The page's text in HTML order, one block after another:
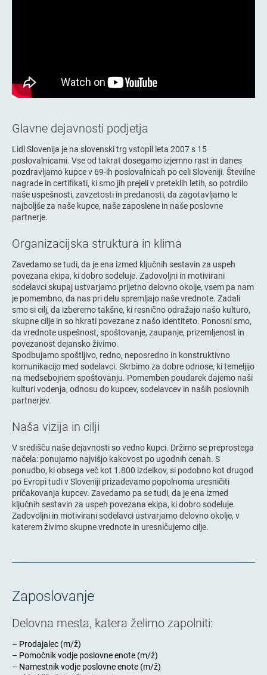
Glavne dejavnosti podjetja
Lidl Slovenija je na slovenski trg vstopil leta 2007 s 15
poslovalnicami. Vse od takrat dosegamo izjemno rast in danes
pozdravljamo kupce v 69-ih poslovalnicah po celi Sloveniji. Številne
nagrade in certifikati, ki smo jih prejeli v preteklih letih, so potrdilo
naše uspešnosti, zavzetosti in predanosti, da zagotavljamo le
najboljše za naše kupce, naše zaposlene in naše poslovne
partnerje.
Organizacijska struktura in klima
Zavedamo se tudi, da je ena izmed ključnih sestavin za uspeh
povezana ekipa, ki dobro sodeluje. Zadovoljni in motivirani
sodelavci skupaj ustvarjamo prijetno delovno okolje, vsem pa nam
je pomembno, da nas pri delu spremljajo naše vrednote. Zadali
smo si cilj, da izberemo takšne, ki resnično odražajo našo kulturo,
skupne cilje in so hkrati povezane z našo identiteto. Ponosni smo,
da vrednote uspešnost, spoštovanje, zaupanje, prizemljenost in
povezanost dejansko živimo.
Spodbujamo spoštljivo, redno, neposredno in konstruktivno
komunikacijo med sodelavci. Skrbimo za dobre odnose, ki temeljijo
na medsebojnem spoštovanju. Pomemben poudarek dajemo naši
kulturi vodenja, odnosu do kupcev, sodelavcev in naših poslovnih
partnerjev.
Naša vizija in cilji
V središču naše dejavnosti so vedno kupci. Držimo se preprostega
načela: ponujamo najvišjo kakovost po ugodnih cenah. S
ponudbo, ki obsega več kot 1.800 izdelkov, si podobno kot drugod
po Evropi tudi v Sloveniji prizadevamo popolnoma uresničiti
pričakovanja kupcev. Zavedamo pa se tudi, da je ena izmed
ključnih sestavin za uspeh povezana ekipa, ki dobro sodeluje.
Zadovoljni in motivirani sodelavci ustvarjamo delovno okolje, v
katerem živimo skupne vrednote in uresničujemo cilje.
Zaposlovanje
Delovna mesta, katera želimo zapolniti:
– Prodajalec (m/ž)
– Pomočnik vodje poslovne enote (m/ž)
– Namestnik vodje poslovne enote (m/ž)